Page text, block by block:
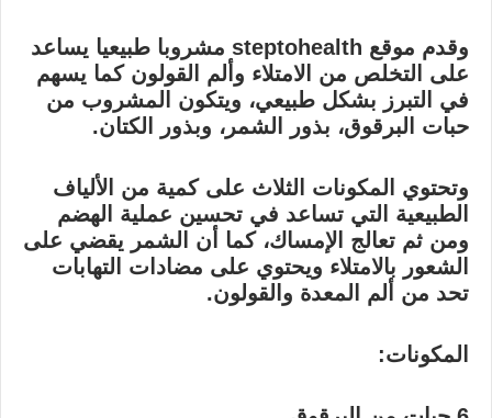
وقدم موقع steptohealth مشروبا طبيعيا يساعد
على التخلص من الامتلاء وألم القولون كما يسهم
في التبرز بشكل طبيعي، ويتكون المشروب من
حبات البرقوق، بذور الشمر، وبذور الكتان.
وتحتوي المكونات الثلاث على كمية من الألياف
الطبيعية التي تساعد في تحسين عملية الهضم
ومن ثم تعالج الإمساك، كما أن الشمر يقضي على
الشعور بالامتلاء ويحتوي على مضادات التهابات
تحد من ألم المعدة والقولون.
المكونات: